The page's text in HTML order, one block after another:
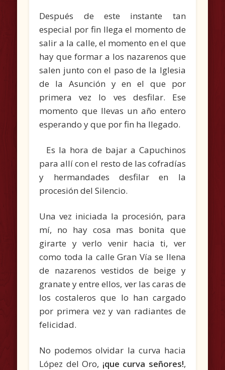
Después de este instante tan
especial por fin llega el momento de
salir a la calle, el momento en el que
hay que formar a los nazarenos que
salen junto con el paso de la Iglesia
de la Asunción y en el que por
primera vez lo ves desfilar. Ese
momento que llevas un año entero
esperando y que por fin ha llegado.
Es la hora de bajar a Capuchinos
para allí con el resto de las cofradías
y hermandades desfilar en la
procesión del Silencio.
Una vez iniciada la procesión, para
mí, no hay cosa mas bonita que
girarte y verlo venir hacia ti, ver
como toda la calle Gran Vía se llena
de nazarenos vestidos de beige y
granate y entre ellos, ver las caras de
los costaleros que lo han cargado
por primera vez y van radiantes de
felicidad.
No podemos olvidar la curva hacia
López del Oro, ¡que curva señores!,